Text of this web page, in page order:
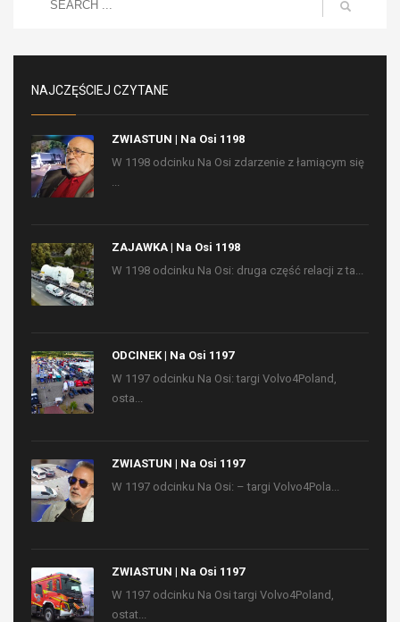
NAJCZĘŚCIEJ CZYTANE
ZWIASTUN | Na Osi 1198
W 1198 odcinku Na Osi zdarzenie z łamiącym się
ZAJAWKA | Na Osi 1198
W 1198 odcinku Na Osi: druga część relacji z ta...
ODCINEK | Na Osi 1197
W 1197 odcinku Na Osi: targi Volvo4Poland,
osta...
ZWIASTUN | Na Osi 1197
W 1197 odcinku Na Osi: – targi Volvo4Pola...
ZWIASTUN | Na Osi 1197
W 1197 odcinku Na Osi targi Volvo4Poland,
ostat...